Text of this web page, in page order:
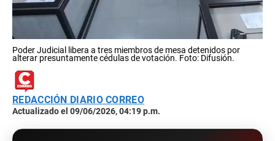
Poder Judicial libera a tres miembros de mesa detenidos por
alterar presuntamente cédulas de votación. Foto: Difusión.
REDACCIÓN DIARIO CORREO
Actualizado el 09/06/2026, 04:19 p.m.